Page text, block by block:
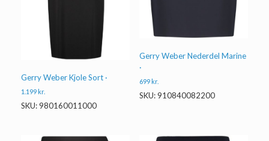
Gerry Weber Kjole Sort ·
1.199 kr.
SKU: 980160011000
Gerry Weber Nederdel Marine
·
699 kr.
SKU: 910840082200